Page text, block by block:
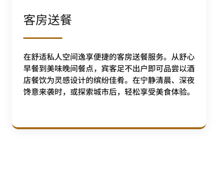
客房送餐
在舒适私人空间逸享便捷的客房送餐服务。从舒心
早餐到美味晚间餐点，宾客足不出户即可品尝以酒
店餐饮为灵感设计的缤纷佳肴。在宁静清晨、深夜
馋意来袭时，或探索城市后，轻松享受美食体验。